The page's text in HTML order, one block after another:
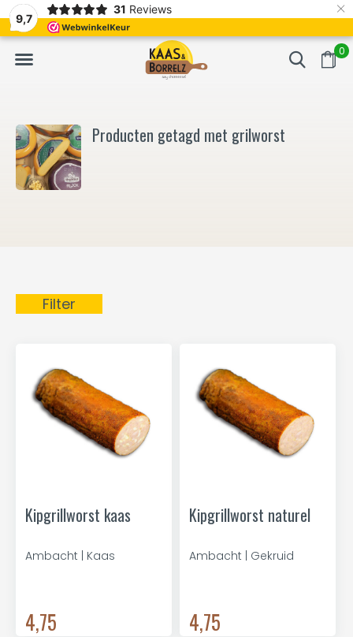
9,7
31 Reviews ×
0
Vers van het mes en gevacumeerd Vaak volgende
Producten getagd met grilworst
Filter
Kipgrillworst kaas
Ambacht | Kaas
4,75
Kipgrillworst naturel
Ambacht | Gekruid
4,75